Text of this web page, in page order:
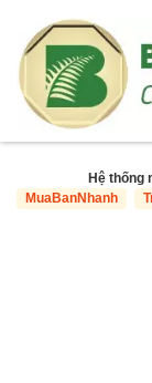
Hệ thống
MuaBanNhanh